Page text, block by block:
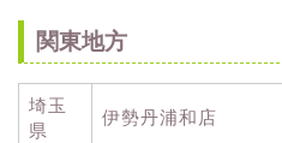
関東地方
埼玉
県
伊勢丹浦和店